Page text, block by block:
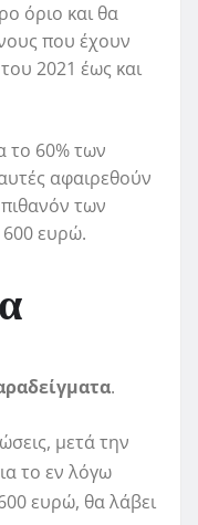
όριο και θα
που έχουν
2021 έως και
το 60% των
αφαιρεθούν
των
ευρώ.
.
μετά την
το εν λόγω
ευρώ, θα λάβει